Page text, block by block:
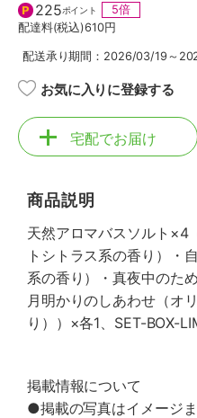
225ポイント
5倍
配達料(税込)610円
配送承り期間：2026/03/19～
お気に入りに登録する
宅配でお届け
商品説明
天然アロマバスソルト×4
トシトラス系の香り）・
系の香り）・真夜中のた
月明かりのしあわせ（オ
り））×各1、SET-BOX-
掲載情報について
●掲載の写真はイメージま